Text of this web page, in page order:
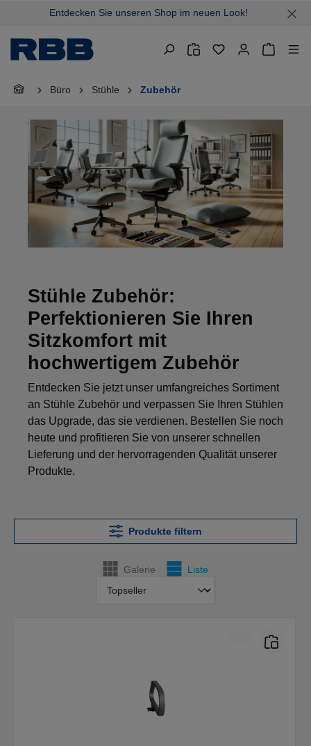
springenEntdecken Sie unseren Shop im neuen Look!
Büro Stühle Zubehör
Stühle Zubehör:
Perfektionieren Sie Ihren
Sitzkomfort mit
hochwertigem Zubehör
Entdecken Sie jetzt unser umfangreiches Sortiment
an Stühle Zubehör und verpassen Sie Ihren Stühlen
das Upgrade, das sie verdienen. Bestellen Sie noch
heute und profitieren Sie von unserer schnellen
Lieferung und der hervorragenden Qualität unserer
Produkte.
Produkte filtern
Galerie Liste